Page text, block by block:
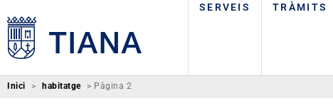
SERVEIS TRÀMITS
Inici > habitatge > Pàgina 2